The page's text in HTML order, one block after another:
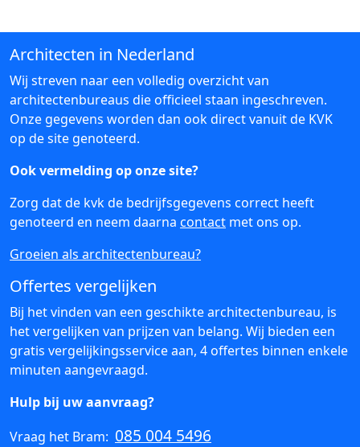
Architecten in Nederland
Wij streven naar een volledig overzicht van
architectenbureaus die officieel staan ingeschreven.
Onze gegevens worden dan ook direct vanuit de KVK
op de site genoteerd.
Ook vermelding op onze site?
Zorg dat de kvk de bedrijfsgegevens correct heeft
genoteerd en neem daarna contact met ons op.
Groeien als architectenbureau?
Offertes vergelijken
Bij het vinden van een geschikte architectenbureau, is
het vergelijken van prijzen van belang. Wij bieden een
gratis vergelijkingsservice aan, 4 offertes binnen enkele
minuten aangevraagd.
Hulp bij uw aanvraag?
Vraag het Bram: 085 004 5496